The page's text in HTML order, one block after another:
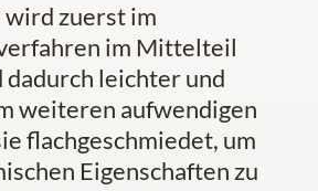
wird zuerst im
im Mittelteil
leichter und
weiteren aufwendigen
flachgeschmiedet, um
Eigenschaften zu